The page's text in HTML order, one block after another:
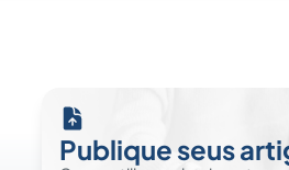
Publique seus